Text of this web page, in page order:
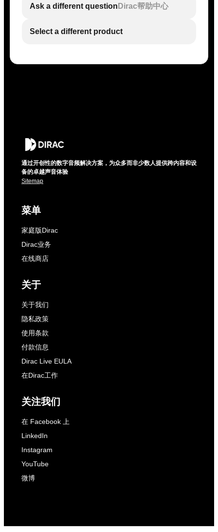
Ask a different question Dirac帮助中心
Select a different product
通过开创性的数字音频解决方案，为众多而非少数人提供跨内容和设
备的卓越声音体验
Sitemap
菜单
家庭版Dirac
Dirac业务
在线商店
关于
关于我们
隐私政策
使用条款
付款信息
Dirac Live EULA
在Dirac工作
关注我们
在 Facebook 上
LinkedIn
Instagram
YouTube
微博